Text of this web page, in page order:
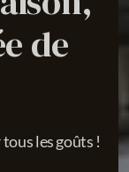
de
les goûts !